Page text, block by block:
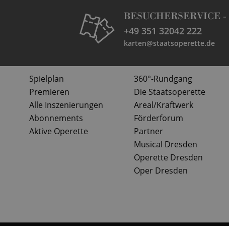
BESUCHERSERVICE -
+49 351 32042 222
karten@staatsoperette.de
Spielplan
Premieren
Alle Inszenierungen
Abonnements
Aktive Operette
360°-Rundgang
Die Staatsoperette
Areal/Kraftwerk
Förderforum
Partner
Musical Dresden
Operette Dresden
Oper Dresden